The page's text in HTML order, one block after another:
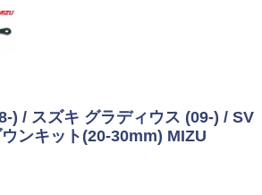
) / スズキ グラディウス (09-) / SV
ンキット(20-30mm) MIZU